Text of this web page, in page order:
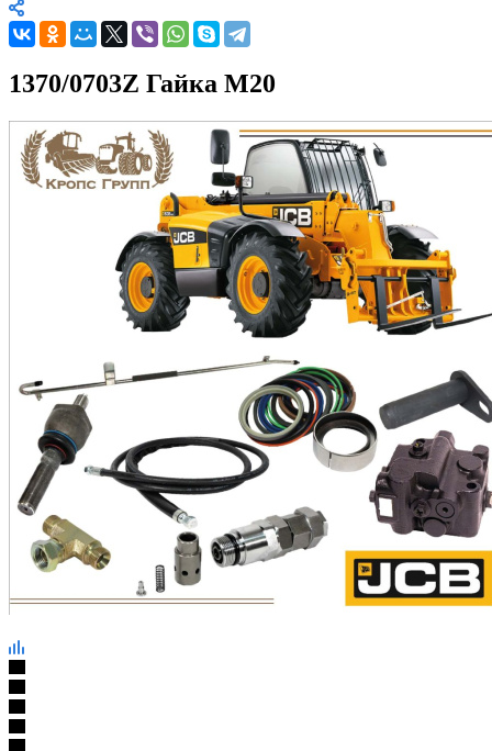
1370/0703Z Гайка М20